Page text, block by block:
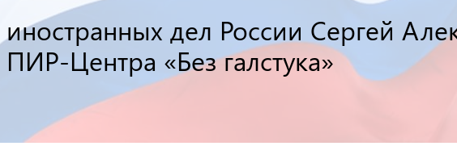
дел России Сергей
Центра «Без галстука»